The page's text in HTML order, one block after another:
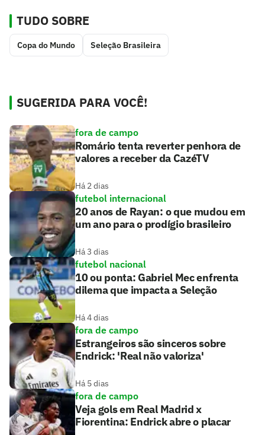
TUDO SOBRE
Copa do Mundo Seleção Brasileira
SUGERIDA PARA VOCÊ!
fora de campo
Romário tenta reverter penhora de
valores a receber da CazéTV
Há 2 dias
futebol internacional
20 anos de Rayan: o que mudou em
um ano para o prodígio brasileiro
Há 3 dias
futebol nacional
10 ou ponta: Gabriel Mec enfrenta
dilema que impacta a Seleção
Há 4 dias
fora de campo
Estrangeiros são sinceros sobre
Endrick: 'Real não valoriza'
Há 5 dias
fora de campo
Veja gols em Real Madrid x
Fiorentina: Endrick abre o placar